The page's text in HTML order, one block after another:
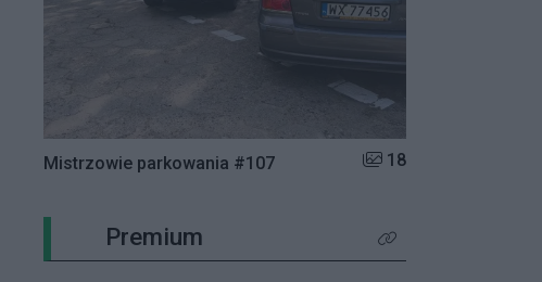
Mistrzowie parkowania #107 Liczba zdjęć w galerii:
18
Premium Kliknij aby zobaczyć